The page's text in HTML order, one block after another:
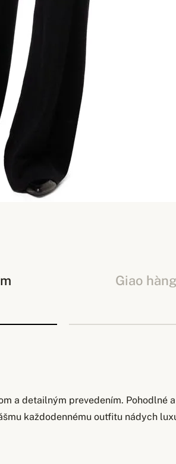
Giao
a detailným prevedením. Pohodlné
každodennému outfitu nádych